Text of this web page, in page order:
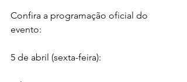
Confira a programação oficial do
evento:
5 de abril (sexta-feira):